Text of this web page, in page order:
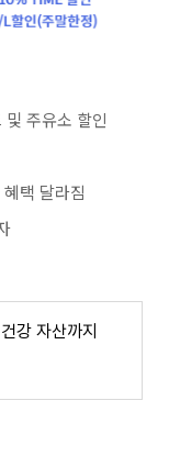
주유소 할인
택 달라짐
강 자산까지